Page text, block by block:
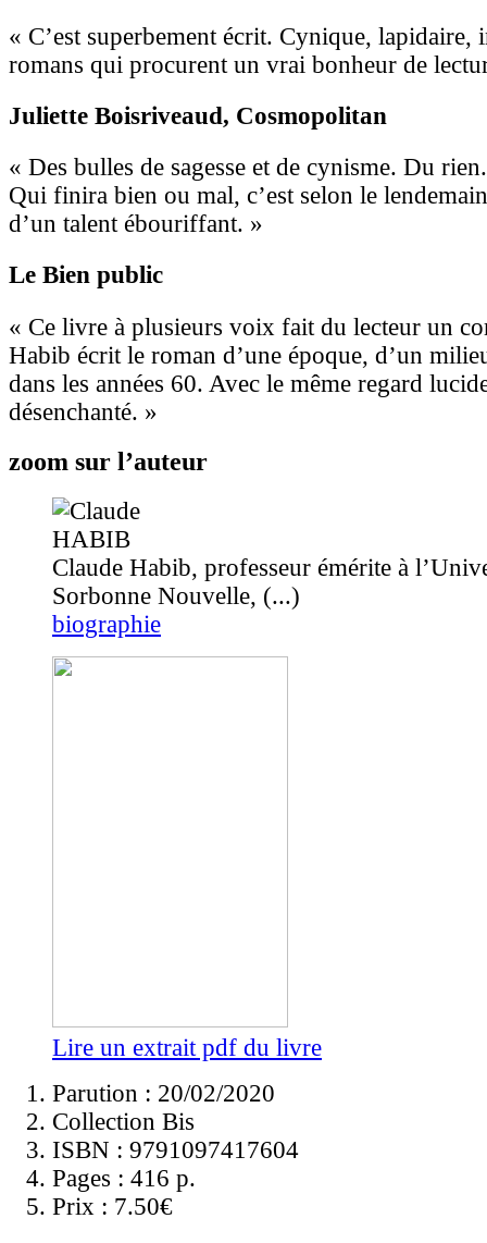
« C’est superbement écrit. Cynique, lapidaire,
romans qui procurent un vrai bonheur de
Juliette Boisriveaud, Cosmopolitan
« Des bulles de sagesse et de cynisme. Du
Qui finira bien ou mal, c’est selon le
d’un talent ébouriffant. »
Le Bien public
« Ce livre à plusieurs voix fait du lecteur un
Habib écrit le roman d’une époque, d’un
dans les années 60. Avec le même regard
désenchanté. »
zoom sur l’auteur
Claude Habib, professeur émérite à
Sorbonne Nouvelle, (...)
biographie
Lire un extrait pdf du livre
Parution : 20/02/2020
Collection Bis
ISBN : 9791097417604
Pages : 416 p.
Prix : 7.50€